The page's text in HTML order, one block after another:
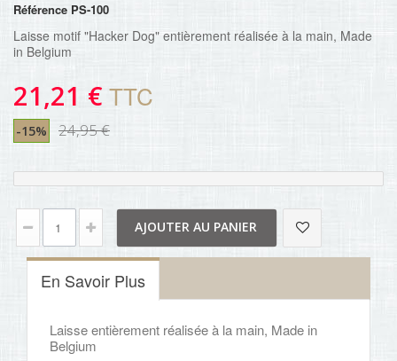
Référence PS-100
Laisse motif "Hacker Dog" entièrement réalisée à la main, Made
in Belgium
21,21 € TTC
-15% 24,95 €
AJOUTER AU PANIER
En Savoir Plus
Laisseentièrement réalisée à la main, Made in
Belgium